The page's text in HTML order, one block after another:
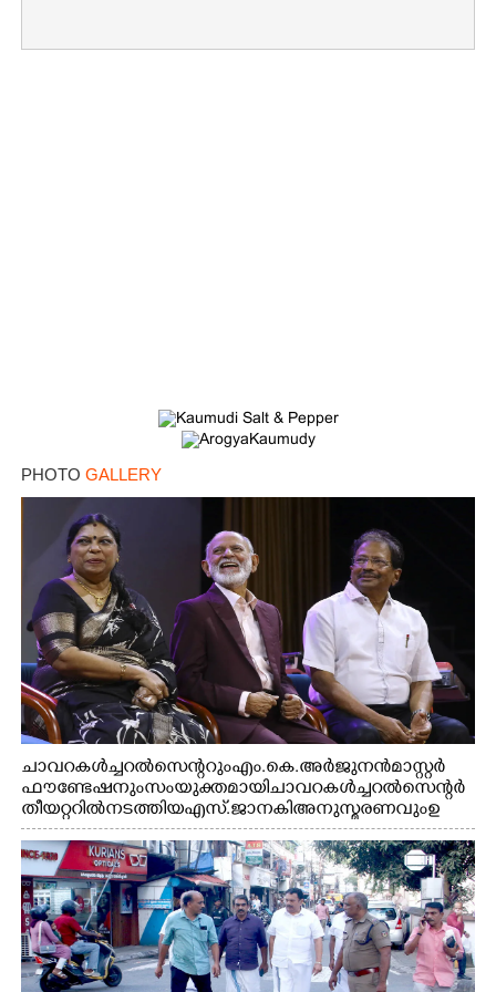
PHOTO GALLERY
ചാവറ കൾച്ചറൽ സെന്ററും എം.കെ. അർജുനൻ മാസ്റ്റർ
ഫൗണ്ടേഷനും സംയുക്തമായി ചാവറ കൾച്ചറൽ സെന്റർ
തീയറ്ററിൽ നടത്തിയ എസ്. ജാനകി അനുസ്മരണവും ഉ
ദ്ഘാടനം ചെയ്യാനെത്തിയ സംഗീത സംവിധായകൻ ജെറി
അമൽദേവ്, ഗായിക ജെൻസി, എം.കെ. അർജുനൻ
ഫൗണ്ടേഷൻ ചെയർമാൻ ഡോ. രാധാകൃഷ്ണൻ എന്നിവർ